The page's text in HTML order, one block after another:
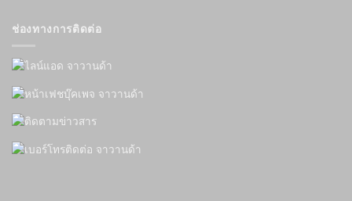
ช่องทางการติดต่อ